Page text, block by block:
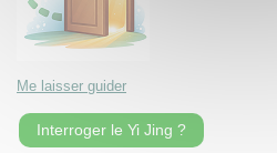
Me laisser guider
Interroger le Yi Jing ?